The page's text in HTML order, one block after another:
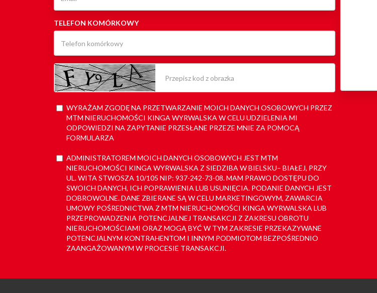
TELEFON KOMÓRKOWY
WYRAŻAM ZGODĘ NA PRZETWARZANIE MOICH DANYCH OSOBOWYCH PRZEZ
MTM NIERUCHOMOŚCI KINGA WYRWALSKA W CELU UDZIELENIA MI
ODPOWIEDZI NA ZAPYTANIE PRZESŁANE PRZEZE MNIE ZA POMOCĄ
FORMULARZA
ADMINISTRATOREM MOICH DANYCH OSOBOWYCH JEST MTM
NIERUCHOMOŚCI KINGA WYRWALSKA Z SIEDZIBA W BIELSKU– BIAŁEJ, PRZY
UL. WITA STWOSZA 10/105 NIP: 937-242-73-08. MAM PRAWO DOSTĘPU DO
SWOICH DANYCH, ICH POPRAWIENIA LUB USUNIĘCIA. PODANIE DANYCH JEST
DOBROWOLNE. DANE ZBIERANE SĄ W CELU MARKETINGOWYM, ZAWARCIA
UMOWY POŚREDNICTWA Z MTM NIERUCHOMOŚCI KINGA WYRWALSKA LUB
PRZEPROWADZENIA POTENCJALNEJ TRANSAKCJI Z ZAKRESU OBROTU
NIERUCHOMOŚCIAMI ORAZ MOGĄ BYĆ W TYM ZAKRESIE PRZEKAZYWANE
POTENCJALNYM KONTRAHENTOM I INNYM PODMIOTOM BEZPOŚREDNIO
ZAANGAŻOWANYM W PROCESIE TRANSAKCJI.